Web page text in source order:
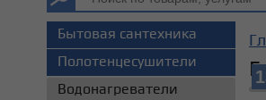
Бытовая сантехника
Полотенцесушители
Водонагреватели